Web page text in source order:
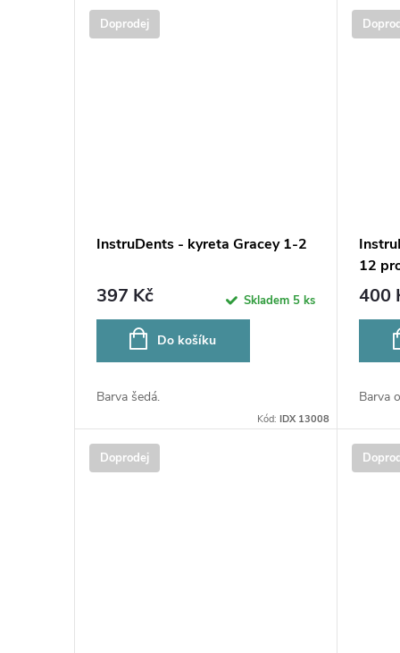
Doprodej
InstruDents - kyreta Gracey 1-2
397 Kč Skladem 5 ks
Do košíku
Barva šedá.
Kód:IDX 13008
12
400
Barva
Doprodej